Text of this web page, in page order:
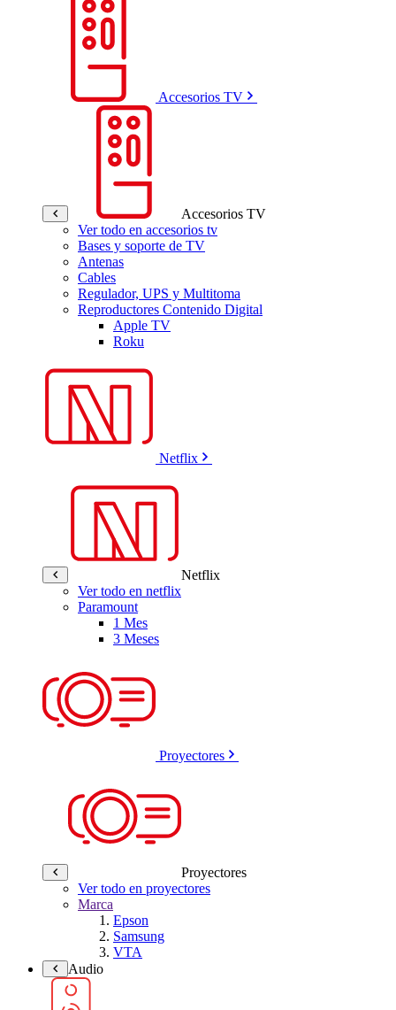
Accesorios TV
Accesorios TV
Ver todo en accesorios tv
Bases y soporte de TV
Antenas
Cables
Regulador, UPS y Multitoma
Reproductores Contenido Digital
Apple TV
Roku
Netflix
Netflix
Ver todo en netflix
Paramount
1 Mes
3 Meses
Proyectores
Proyectores
Ver todo en proyectores
Marca
Epson
Samsung
VTA
Audio